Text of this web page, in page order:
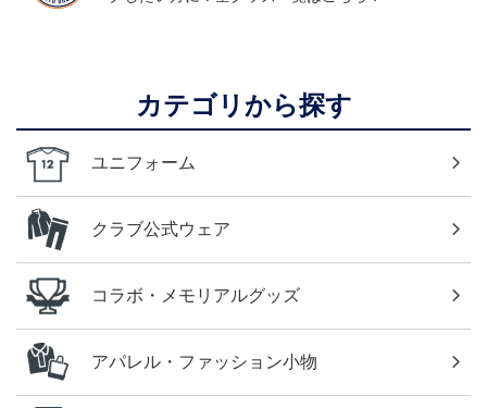
カテゴリから探す
ユニフォーム
クラブ公式ウェア
コラボ・メモリアルグッズ
アパレル・ファッション小物